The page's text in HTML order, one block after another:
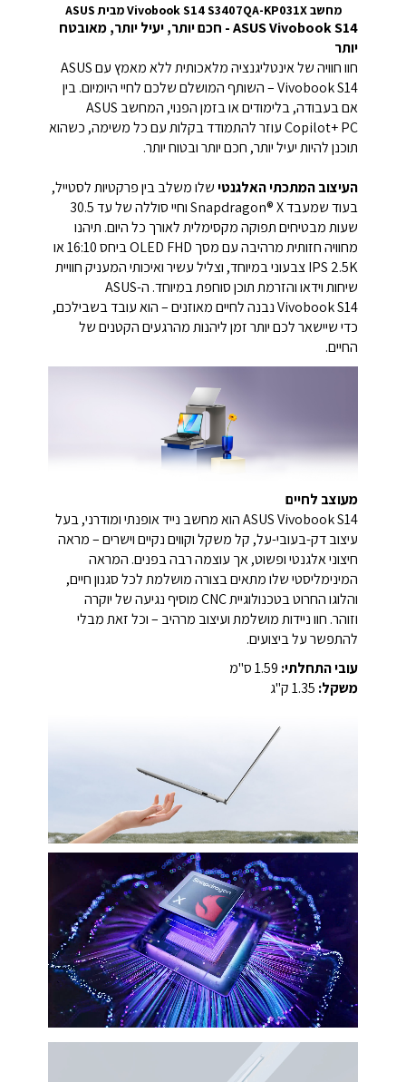
מחשב Vivobook S14 S3407QA-KP031X מבית ASUS
ASUS Vivobook S14 -
חכם יותר, יעיל יותר, מאובטח
יותר
חוו חוויה של אינטליגנציה מלאכותית ללא מאמץ עם ASUS
Vivobook S14 – השותף המושלם שלכם לחיי היומיום.
בין
אם בעבודה, בלימודים או בזמן הפנוי, המחשב ASUS
Copilot+ PC עוזר להתמודד בקלות עם כל משימה, כשהוא
תוכנן להיות יעיל יותר, חכם יותר ובטוח יותר.
העיצוב המתכתי האלגנטישלו משלב בין פרקטיות לסטייל,
בעוד שמעבד Snapdragon® X וחיי סוללה של עד 30.5
שעות מבטיחים תפוקה מקסימלית לאורך כל היום. תיהנו
מחוויה חזותית מרהיבה עם מסך OLED FHD ביחס 16:10 או
IPS 2.5K צבעוני במיוחד, וצליל עשיר ואיכותי המעניק חוויית
שיחות וידאו והזרמת תוכן סוחפת במיוחד.
ה-ASUS
Vivobook S14 נבנה לחיים מאוזנים – הוא עובד בשבילכם,
כדי שיישאר לכם יותר זמן ליהנות מהרגעים הקטנים של
החיים.
מעוצב לחיים
ASUS Vivobook S14 הוא מחשב נייד אופנתי ומודרני, בעל
עיצוב דק-בעובי-על, קל משקל וקווים נקיים וישרים – מראה
חיצוני אלגנטי ופשוט, אך עוצמה רבה בפנים. המראה
המינימליסטי שלו מתאים בצורה מושלמת לכל סגנון חיים,
והלוגו החרוט בטכנולוגיית CNC מוסיף נגיעה של יוקרה
וזוהר. חוו ניידות מושלמת ועיצוב מרהיב – וכל זאת מבלי
להתפשר על ביצועים.
עובי התחלתי:
משקל: